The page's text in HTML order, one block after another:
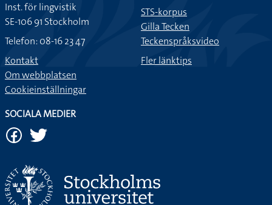
Inst. för lingvistik
SE-106 91 Stockholm
Telefon: 08-16 23 47
Kontakt
Om webbplatsen
Cookieinställningar
STS-korpus
Gilla Tecken
Teckenspråksvideo
Fler länktips
SOCIALA MEDIER